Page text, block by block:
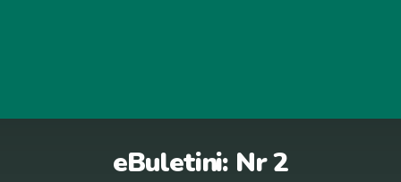
eBuletini: Nr 2